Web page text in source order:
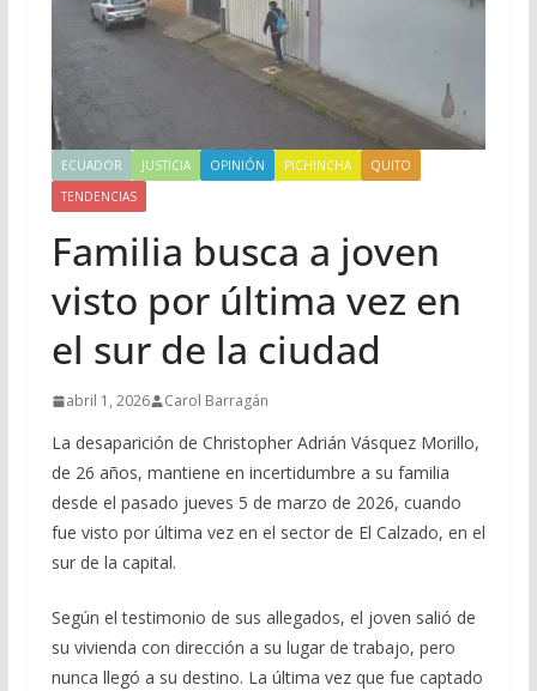
ECUADOR JUSTICIA OPINIÓN PICHINCHA
QUITO
TENDENCIAS
Familia busca a joven
visto por última vez en
el sur de la ciudad
abril 1, 2026 Carol Barragán
La desaparición de Christopher Adrián Vásquez Morillo,
de 26 años, mantiene en incertidumbre a su familia
desde el pasado jueves 5 de marzo de 2026, cuando
fue visto por última vez en el sector de El Calzado, en el
sur de la capital.
Según el testimonio de sus allegados, el joven salió de
su vivienda con dirección a su lugar de trabajo, pero
nunca llegó a su destino. La última vez que fue captado